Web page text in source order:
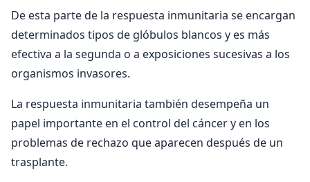
De esta parte de la respuesta inmunitaria se encargan
determinados tipos de glóbulos blancos y es más
efectiva a la segunda o a exposiciones sucesivas a los
organismos invasores.
La respuesta inmunitaria también desempeña un
papel importante en el control del cáncer y en los
problemas de rechazo que aparecen después de un
trasplante.